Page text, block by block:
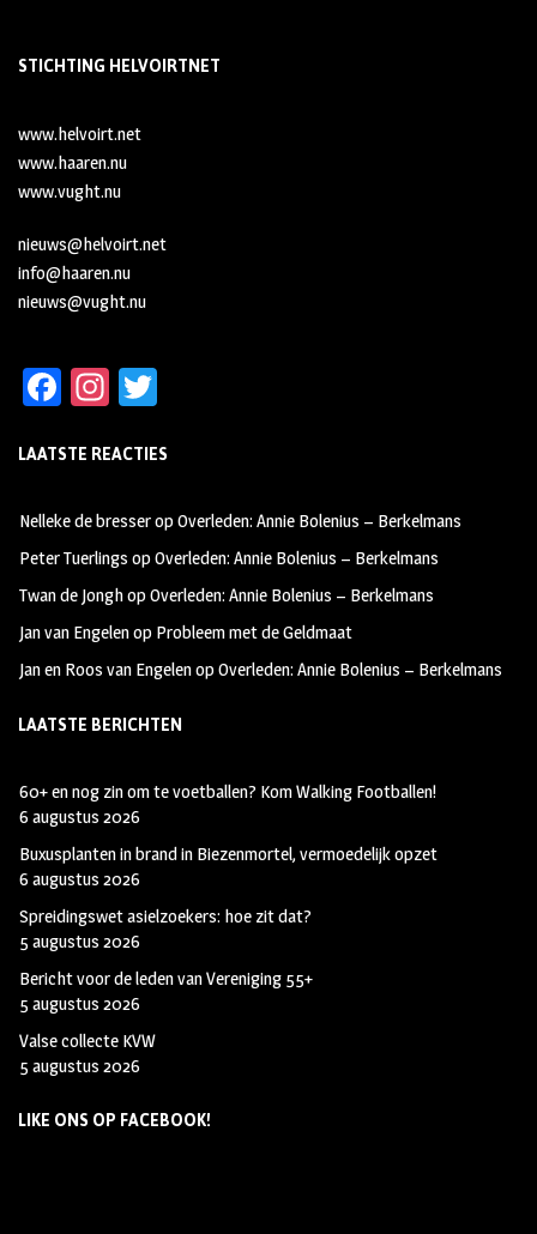
STICHTING HELVOIRTNET
www.helvoirt.net
www.haaren.nu
www.vught.nu
nieuws@helvoirt.net
info@haaren.nu
nieuws@vught.nu
Fa
b
oo
k
In
ag
m
tt
LAATSTE REACTIES
Nelleke de bresseropOverleden: Annie Bolenius – Berkelmans
Peter Tuerlings opOverleden: Annie Bolenius – Berkelmans
Twan de JonghopOverleden: Annie Bolenius – Berkelmans
Jan van Engelenop Probleem met de Geldmaat
Jan en Roos van EngelenopOverleden: Annie Bolenius – Berkelmans
LAATSTE BERICHTEN
60+ en nog zin om te voetballen? Kom Walking Footballen!
6 augustus 2026
Buxusplanten in brand in Biezenmortel, vermoedelijk opzet
6 augustus 2026
Spreidingswet asielzoekers: hoe zit dat?
5 augustus 2026
Bericht voor de leden van Vereniging 55+
5 augustus 2026
Valse collecte KVW
5 augustus 2026
LIKE ONS OP FACEBOOK!